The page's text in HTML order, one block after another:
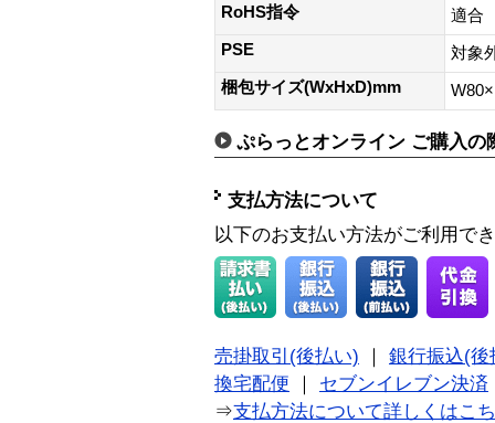
RoHS指令
適合
PSE
対象
梱包サイズ(WxHxD)mm
ぷらっとオンライン ご購入の
支払方法について
以下のお支払い方法がご利用で
売掛取引(後払い) ｜ 銀行振込(後
換宅配便 ｜ セブンイレブン決済
⇒支払方法について詳しくはこ